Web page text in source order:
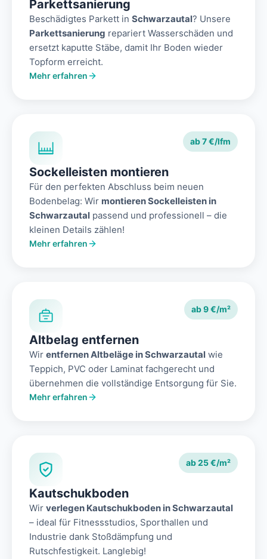
Parkettsanierung
Beschädigtes Parkett in Schwarzautal? Unsere
Parkettsanierung repariert Wasserschäden und
ersetzt kaputte Stäbe, damit Ihr Boden wieder
Topform erreicht.
Mehr erfahren
ab 7 €/lfm
Sockelleisten montieren
Für den perfekten Abschluss beim neuen
Bodenbelag: Wir montieren Sockelleisten in
Schwarzautal passend und professionell – die
kleinen Details zählen!
Mehr erfahren
ab 9 €/m²
Altbelag entfernen
Wir entfernen Altbeläge in Schwarzautal wie
Teppich, PVC oder Laminat fachgerecht und
übernehmen die vollständige Entsorgung für Sie.
Mehr erfahren
ab 25 €/m²
Kautschukboden
Wir verlegen Kautschukboden in Schwarzautal
– ideal für Fitnessstudios, Sporthallen und
Industrie dank Stoßdämpfung und
Rutschfestigkeit. Langlebig!